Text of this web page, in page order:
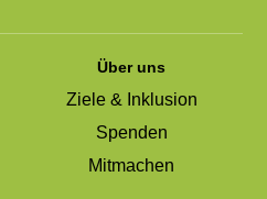
Über uns
Ziele & Inklusion
Spenden
Mitmachen